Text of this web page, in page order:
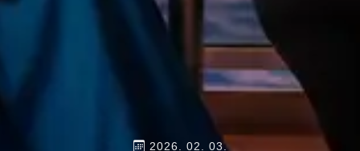
2026. 02. 03.